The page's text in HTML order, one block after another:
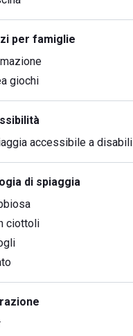
per famiglie
giochi
accessibile a disabili
di spiaggia
ciottoli